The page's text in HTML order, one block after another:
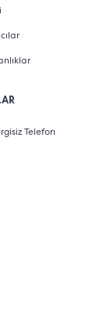
cilde
altı ve
tıraşı
tasarlanan
geliştirilen 1
Telefon